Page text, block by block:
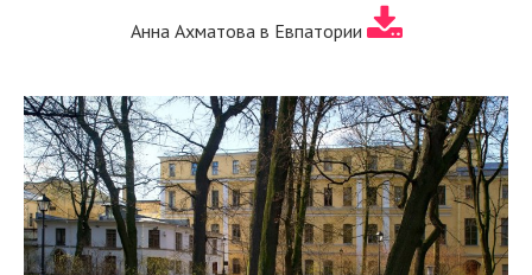
Анна Ахматова в Евпатории